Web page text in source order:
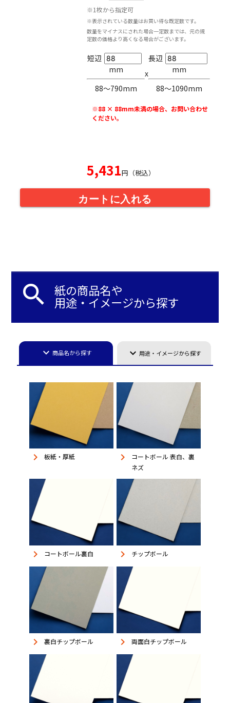
※1枚から指定可
※表示されている数量はお買い得な既定数です。
数量をマイナスにされた場合一定数までは、元の規
定数の価格より高くなる場合がございます。
短辺
mm
88〜790mm
x
長辺
mm
88〜1090mm
※88 × 88mm未満の場合、お問い合わせ
ください。
5,431円（税込）
カートに入れる
search 紙の商品名や
用途・イメージから探す
keyboard_arrow_down 商品名から探す keyboard_arrow_down用途・イメージから探す
keyboard_arrow_right 板紙・厚紙 keyboard_arrow_right
コートボール 表白、裏
ネズ
keyboard_arrow_right コートボール裏白 keyboard_arrow_right チップボール
keyboard_arrow_right 裏白チップボール keyboard_arrow_right 両面白チップボール